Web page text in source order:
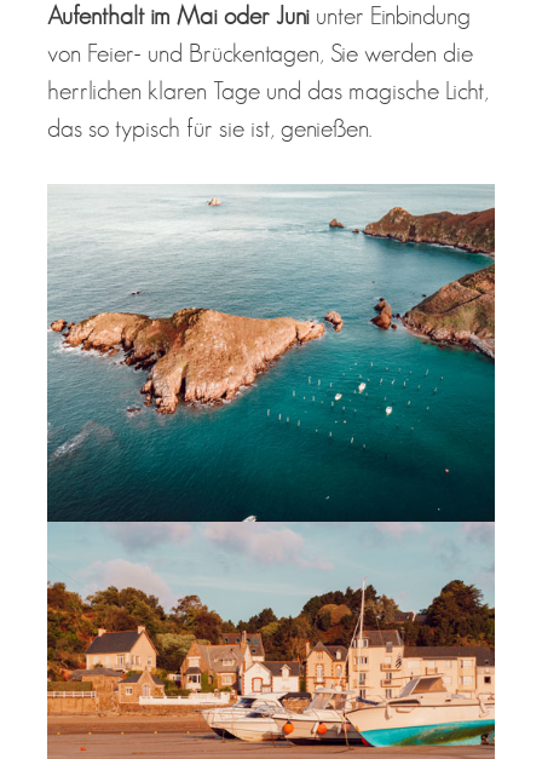
Aufenthalt im Mai oder Juniunter Einbindung
von Feier- und Brückentagen, Sie werden die
herrlichen klaren Tage und das magische Licht,
das so typisch für sie ist, genießen.